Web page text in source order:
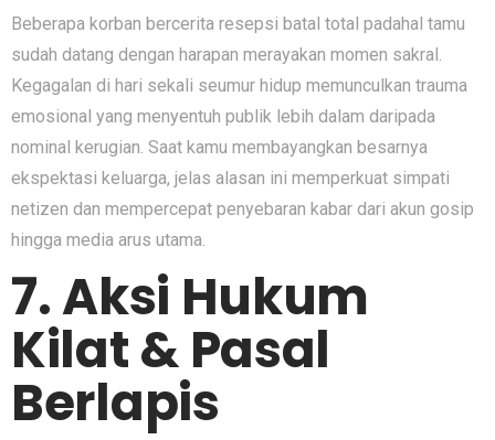
Beberapa korban bercerita resepsi batal total padahal tamu
sudah datang dengan harapan merayakan momen sakral.
Kegagalan di hari sekali seumur hidup memunculkan trauma
emosional yang menyentuh publik lebih dalam daripada
nominal kerugian. Saat kamu membayangkan besarnya
ekspektasi keluarga, jelas alasan ini memperkuat simpati
netizen dan mempercepat penyebaran kabar dari akun gosip
hingga media arus utama.
7. Aksi Hukum
Kilat & Pasal
Berlapis